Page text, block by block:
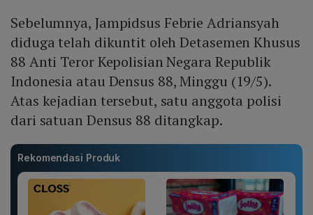
Sebelumnya, Jampidsus Febrie Adriansyah
diduga telah dikuntit oleh Detasemen Khusus
88 Anti Teror Kepolisian Negara Republik
Indonesia atau Densus 88, Minggu (19/5).
Atas kejadian tersebut, satu anggota polisi
dari satuan Densus 88 ditangkap.
Rekomendasi Produk